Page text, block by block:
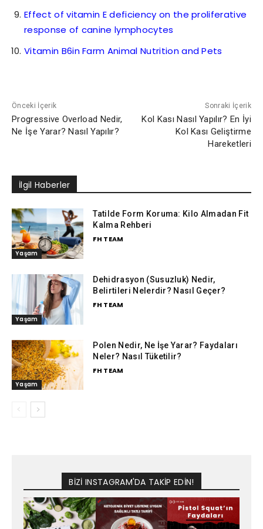
Effect of vitamin E deficiency on the proliferative
response of canine lymphocytes
Vitamin B6in Farm Animal Nutrition and Pets
Önceki İçerik
Progressive Overload Nedir,
Ne İşe Yarar? Nasıl Yapılır?
Sonraki İçerik
Kol Kası Nasıl Yapılır? En İyi
Kol Kası Geliştirme
Hareketleri
İlgil Haberler
Yaşam
Tatilde Form Koruma: Kilo Almadan Fit
Kalma Rehberi
FH TEAM
Yaşam
Dehidrasyon (Susuzluk) Nedir,
Belirtileri Nelerdir? Nasıl Geçer?
FH TEAM
Yaşam
Polen Nedir, Ne İşe Yarar? Faydaları
Neler? Nasıl Tüketilir?
FH TEAM
BİZİ INSTAGRAM'DA TAKİP EDİN!